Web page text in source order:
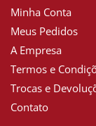
Minha Conta
Meus Pedidos
A Empresa
Termos e
Trocas e
Contato